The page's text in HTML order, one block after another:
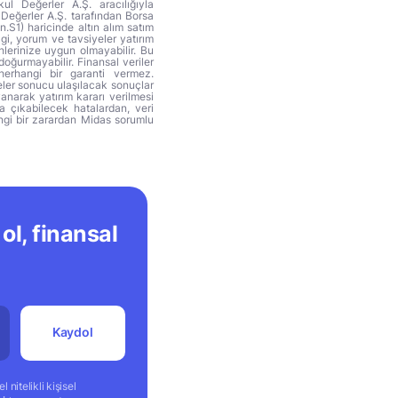
Değerler A.Ş. aracılığıyla
A.Ş. tarafından Borsa
haricinde altın alım satım
yorum ve tavsiyeler yatırım
uygun olmayabilir. Bu
Finansal veriler
bir garanti vermez.
sonucu ulaşılacak sonuçlar
yatırım kararı verilmesi
çıkabilecek hatalardan, veri
bir zarardan Midas sorumlu
ol, finansal
Kaydol
nitelikli kişisel